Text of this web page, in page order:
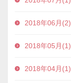
2018年06月(2)
2018年05月(1)
2018年04月(1)